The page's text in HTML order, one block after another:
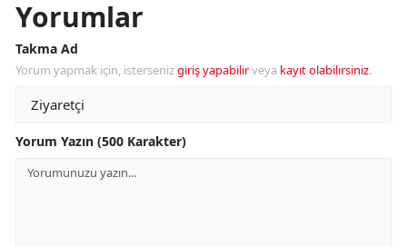
Yorumlar
Takma Ad
Yorum yapmak için, istersenizgiriş yapabilirveya kayıt olabilirsiniz.
Yorum Yazın (500 Karakter)